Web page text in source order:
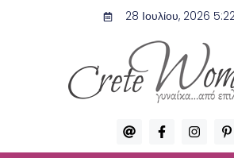
28 Ιουλίου, 2026
A
t
F
a
c
I
n
s
P
i
n